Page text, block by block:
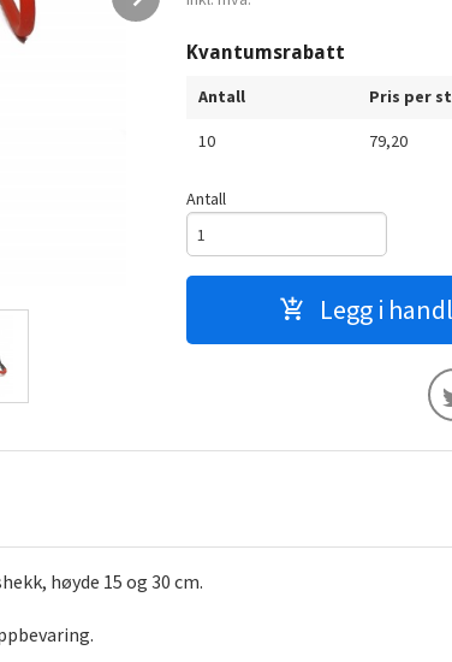
Kvantumsrabatt
Antall Pris per
10 79,20
Antall
Legg i
høyde 15 og 30 cm.